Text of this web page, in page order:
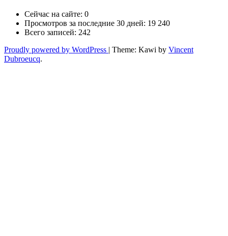
Сейчас на сайте: 0
Просмотров за последние 30 дней: 19 240
Всего записей: 242
Proudly powered by WordPress | Theme: Kawi by Vincent
Dubroeucq.